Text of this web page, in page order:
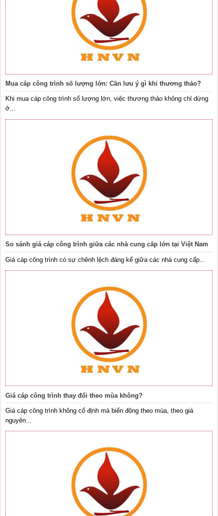
Mua cáp công trình số lượng lớn: Cần lưu ý gì khi thương thảo?
Khi mua cáp công trình số lượng lớn, việc thương thảo không chỉ dừng
ở...
So sánh giá cáp công trình giữa các nhà cung cấp lớn tại Việt Nam
Giá cáp công trình có sự chênh lệch đáng kể giữa các nhà cung cấp...
Giá cáp công trình thay đổi theo mùa không?
Giá cáp công trình không cố định mà biến động theo mùa, theo giá
nguyên...